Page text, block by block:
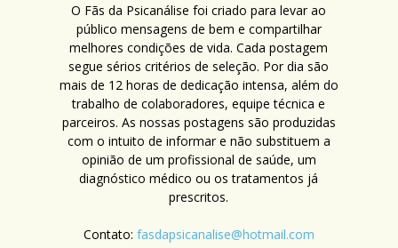
O Fãs da Psicanálise foi criado para levar ao
público mensagens de bem e compartilhar
melhores condições de vida. Cada postagem
segue sérios critérios de seleção. Por dia são
mais de 12 horas de dedicação intensa, além do
trabalho de colaboradores, equipe técnica e
parceiros. As nossas postagens são produzidas
com o intuito de informar e não substituem a
opinião de um profissional de saúde, um
diagnóstico médico ou os tratamentos já
prescritos.
Contato: fasdapsicanalise@hotmail.com